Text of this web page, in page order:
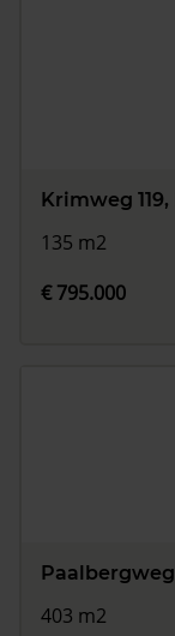
Krimweg
135 m2
€ 795.000
403 m2